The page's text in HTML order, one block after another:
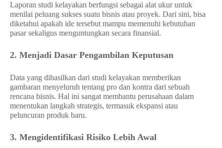
Laporan studi kelayakan berfungsi sebagai alat ukur untuk
menilai peluang sukses suatu bisnis atau proyek. Dari sini, bisa
diketahui apakah ide tersebut mampu memenuhi kebutuhan
pasar sekaligus menguntungkan secara finansial.
2. Menjadi Dasar Pengambilan Keputusan
Data yang dihasilkan dari studi kelayakan memberikan
gambaran menyeluruh tentang pro dan kontra dari sebuah
rencana bisnis. Hal ini sangat membantu perusahaan dalam
menentukan langkah strategis, termasuk ekspansi atau
peluncuran produk baru.
3. Mengidentifikasi Risiko Lebih Awal